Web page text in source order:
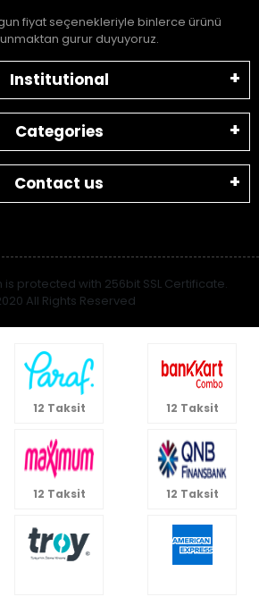
fiyat seçenekleriyle binlerce ürünü
gurur duyuyoruz.
Institutional
Categories
Contact us
protected with 256bit SSL Certificate.
All Rights Reserved
12 Taksit 12 Taksit
12 Taksit 12 Taksit